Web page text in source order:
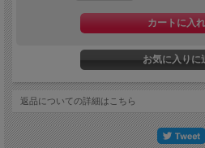
ちやすい加工をプラス。洗濯耐久性もあり、効
●吸水加工：吸水性を高める織構造や、ポリエ
●速乾性：吸収した汗をすばやく発散させる機
持続します。洗濯時の乾燥時間の短縮にも効
PO2016 オンワード ナースパンツ 大きいサイズ
★他の大きいサイズの白衣もぜひご覧ください
返品についての詳細はこちら